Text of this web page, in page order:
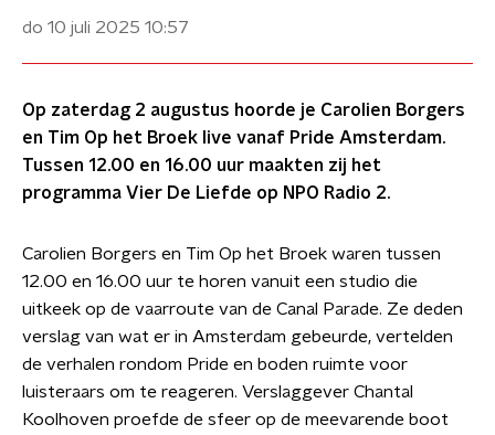
do 10 juli 2025 10:57
Op zaterdag 2 augustus hoorde je Carolien Borgers
en Tim Op het Broek live vanaf Pride Amsterdam.
Tussen 12.00 en 16.00 uur maakten zij het
programma Vier De Liefde op NPO Radio 2.
Carolien Borgers en Tim Op het Broek waren tussen
12.00 en 16.00 uur te horen vanuit een studio die
uitkeek op de vaarroute van de Canal Parade. Ze deden
verslag van wat er in Amsterdam gebeurde, vertelden
de verhalen rondom Pride en boden ruimte voor
luisteraars om te reageren. Verslaggever Chantal
Koolhoven proefde de sfeer op de meevarende boot